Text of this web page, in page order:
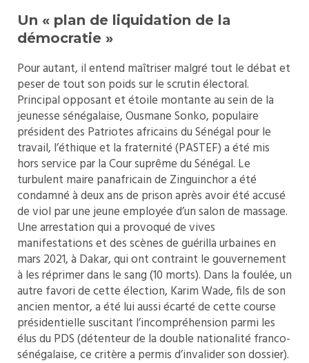
Un « plan de liquidation de la
démocratie »
Pour autant, il entend maîtriser malgré tout le débat et
peser de tout son poids sur le scrutin électoral.
Principal opposant et étoile montante au sein de la
jeunesse sénégalaise, Ousmane Sonko, populaire
président des Patriotes africains du Sénégal pour le
travail, l’éthique et la fraternité (PASTEF) a été mis
hors service par la Cour suprême du Sénégal. Le
turbulent maire panafricain de Zinguinchor a été
condamné à deux ans de prison après avoir été accusé
de viol par une jeune employée d’un salon de massage.
Une arrestation qui a provoqué de vives
manifestations et des scènes de guérilla urbaines en
mars 2021, à Dakar, qui ont contraint le gouvernement
à les réprimer dans le sang (10 morts). Dans la foulée, un
autre favori de cette élection, Karim Wade, fils de son
ancien mentor, a été lui aussi écarté de cette course
présidentielle suscitant l’incompréhension parmi les
élus du PDS (détenteur de la double nationalité franco-
sénégalaise, ce critère a permis d’invalider son dossier).